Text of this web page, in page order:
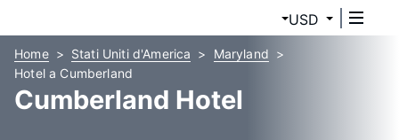
USD
Home Stati Uniti d'America
Maryland
Hotel a Cumberland
Cumberland Hotel